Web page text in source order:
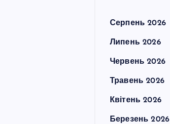
Серпень 2026
Липень 2026
Червень 2026
Травень 2026
Квітень 2026
Березень 2026